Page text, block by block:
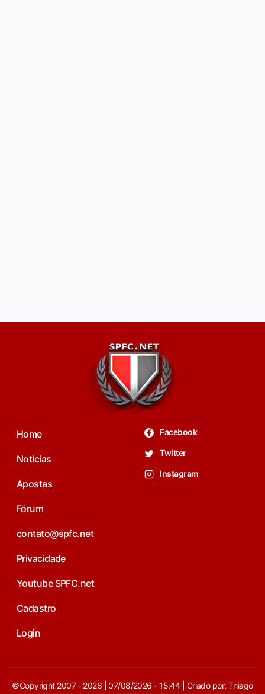
Home
Noticias
Apostas
Fórum
contato@spfc.net
Privacidade
Youtube SPFC.net
Cadastro
Login
Facebook
Twitter
Instagram
©Copyright 2007 - 2026 | 07/08/2026 - 15:44 | Criado por: Thiago